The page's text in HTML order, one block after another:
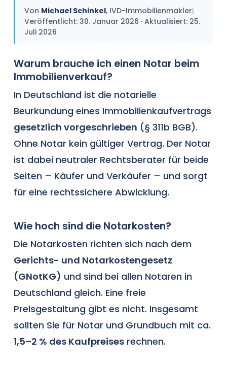
Von Michael Schinkel, IVD-Immobilienmakler|
Veröffentlicht: 30. Januar 2026 · Aktualisiert: 25.
Juli 2026
Warum brauche ich einen Notar beim
Immobilienverkauf?
In Deutschland ist die notarielle
Beurkundung eines Immobilienkaufvertrags
gesetzlich vorgeschrieben (§ 311b BGB).
Ohne Notar kein gültiger Vertrag. Der Notar
ist dabei neutraler Rechtsberater für beide
Seiten – Käufer und Verkäufer – und sorgt
für eine rechtssichere Abwicklung.
Wie hoch sind die Notarkosten?
Die Notarkosten richten sich nach dem
Gerichts- und Notarkostengesetz
(GNotKG) und sind bei allen Notaren in
Deutschland gleich. Eine freie
Preisgestaltung gibt es nicht. Insgesamt
sollten Sie für Notar und Grundbuch mit ca.
1,5–2 % des Kaufpreisesrechnen.